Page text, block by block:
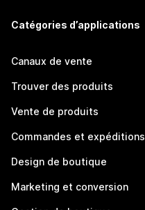
Catégories d’applications
Canaux de vente
Trouver des produits
Vente de produits
Commandes et expéditions
Design de boutique
Marketing et conversion